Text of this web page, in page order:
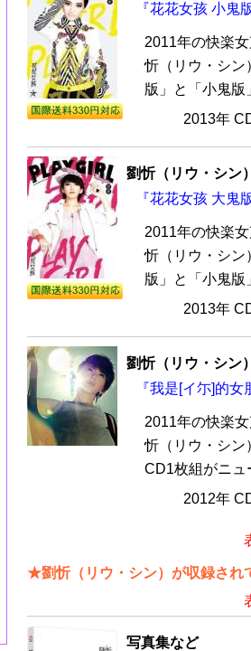
『花花女孩 小鬼
2011年の快楽
忻（リウ・シン
版」と「小鬼版
2013年
劉忻（リウ・シン
『花花女孩 大鬼
2011年の快楽
忻（リウ・シン
版」と「小鬼版
2013年
劉忻（リウ・シン
『我是[イ尓]的
2011年の快楽
忻（リウ・シン
CD1枚組がニュ
2012年
★劉忻（リウ・シン）が収録され
写真集など